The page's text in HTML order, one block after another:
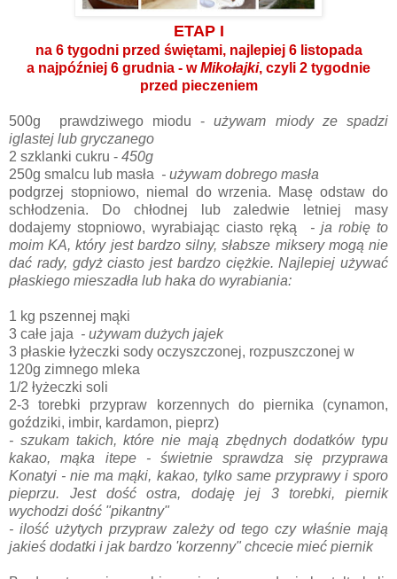
ETAP I
na 6 tygodni przed świętami, najlepiej 6 listopada
a najpóźniej 6 grudnia - wMikołajki, czyli 2 tygodnie
przed pieczeniem
500g prawdziwego miodu -używam miody ze spadzi
iglastej lub gryczanego
2 szklanki cukru - 450g
250g smalcu lub masła - używam dobrego masła
podgrzej stopniowo, niemal do wrzenia. Masę odstaw do
schłodzenia. Do chłodnej lub zaledwie letniej masy
dodajemy stopniowo, wyrabiając ciasto ręką - ja robię to
moim KA, który jest bardzo silny, słabsze miksery mogą nie
dać rady, gdyż ciasto jest bardzo ciężkie. Najlepiej używać
płaskiego mieszadła lub haka do wyrabiania:
1 kg pszennej mąki
3 całe jaja - używam dużych jajek
3 płaskie łyżeczki sody oczyszczonej, rozpuszczonej w
120g zimnego mleka
1/2 łyżeczki soli
2-3 torebki przypraw korzennych do piernika (cynamon,
goździki, imbir, kardamon, pieprz)
- szukam takich, które nie mają zbędnych dodatków typu
kakao, mąka itepe - świetnie sprawdza się przyprawa
Konatyi - nie ma mąki, kakao, tylko same przyprawy i sporo
pieprzu. Jest dość ostra, dodaję jej 3 torebki, piernik
wychodzi dość "pikantny"
- ilość użytych przypraw zależy od tego czy właśnie mają
jakieś dodatki i jak bardzo 'korzenny" chcecie mieć piernik